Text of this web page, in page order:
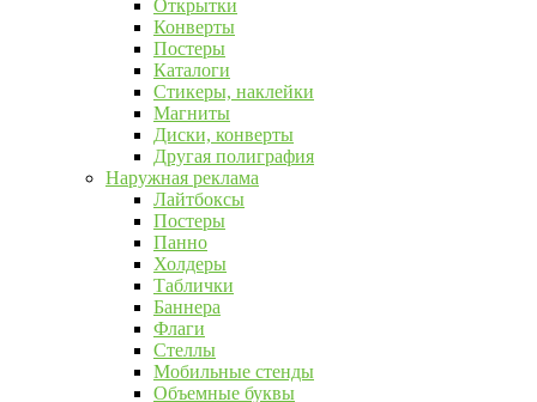
Открытки
Конверты
Постеры
Каталоги
Стикеры, наклейки
Магниты
Диски, конверты
Другая полиграфия
Наружная реклама
Лайтбоксы
Постеры
Панно
Холдеры
Таблички
Баннера
Флаги
Стеллы
Мобильные стенды
Объемные буквы